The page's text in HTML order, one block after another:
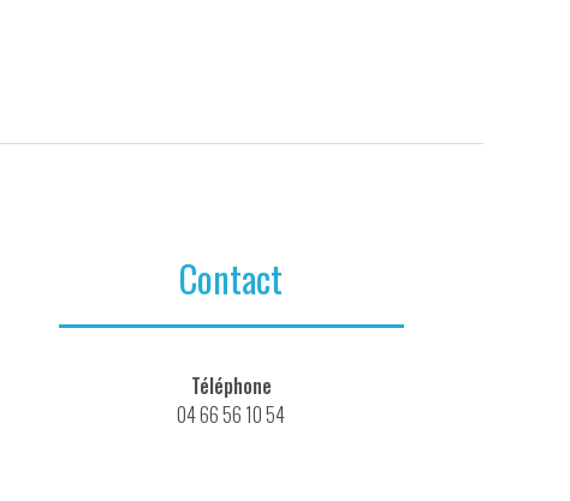
Contact
Téléphone
04 66 56 10 54